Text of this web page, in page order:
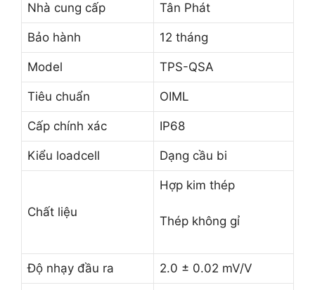
Nhà cung cấp Tân Phát
Bảo hành 12 tháng
Model TPS-QSA
Tiêu chuẩn OIML
Cấp chính xác IP68
Kiểu loadcell Dạng cầu bi
Chất liệu
Hợp kim thép
Thép không gỉ
Độ nhạy đầu ra 2.0 ± 0.02 mV/V